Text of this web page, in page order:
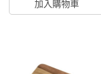
加入購物車